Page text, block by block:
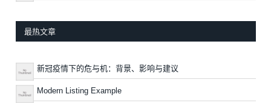
最热文章
新冠疫情下的危与机：背景、影响与建议
Modern Listing Example